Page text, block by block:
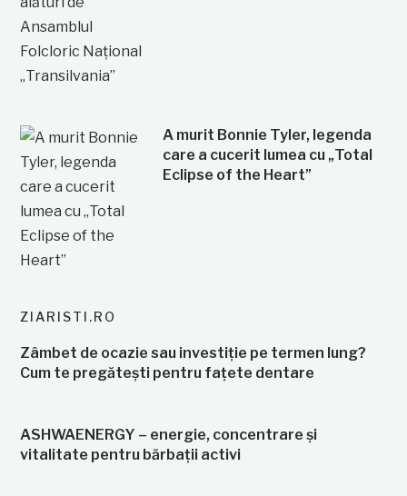
A murit Bonnie Tyler, legenda
care a cucerit lumea cu „Total
Eclipse of the Heart”
ZIARISTI.RO
Zâmbet de ocazie sau investiție pe termen lung?
Cum te pregătești pentru fațete dentare
ASHWAENERGY – energie, concentrare și
vitalitate pentru bărbații activi